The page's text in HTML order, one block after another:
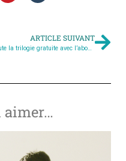
ARTICLE SUIVANT
Toute la trilogie gratuite avec l’abonnement Kindle!
aimer…